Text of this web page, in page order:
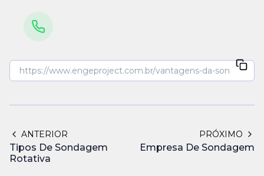
ANTERIOR
Tipos De Sondagem
Rotativa
PRÓXIMO
Empresa De Sondagem